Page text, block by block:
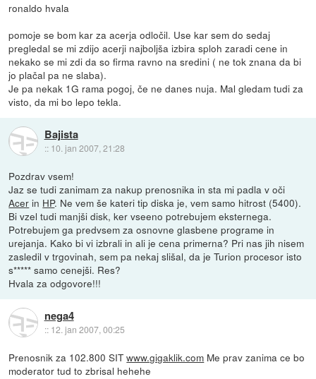
ronaldo hvala
pomoje se bom kar za acerja odločil. Use kar sem do sedaj
pregledal se mi zdijo acerji najboljša izbira sploh zaradi cene in
nekako se mi zdi da so firma ravno na sredini ( ne tok znana da bi
jo plačal pa ne slaba).
Je pa nekak 1G rama pogoj, če ne danes nuja. Mal gledam tudi za
visto, da mi bo lepo tekla.
Bajista
:: 10. jan 2007, 21:28
Pozdrav vsem!
Jaz se tudi zanimam za nakup prenosnika in sta mi padla v oči
Acer in HP. Ne vem še kateri tip diska je, vem samo hitrost (5400).
Bi vzel tudi manjši disk, ker vseeno potrebujem eksternega.
Potrebujem ga predvsem za osnovne glasbene programe in
urejanja. Kako bi vi izbrali in ali je cena primerna? Pri nas jih nisem
zasledil v trgovinah, sem pa nekaj slišal, da je Turion procesor isto
s***** samo cenejši. Res?
Hvala za odgovore!!!
nega4
:: 12. jan 2007, 00:25
Prenosnik za 102.800 SITwww.gigaklik.com Me prav zanima ce bo
moderator tud to zbrisal hehehe